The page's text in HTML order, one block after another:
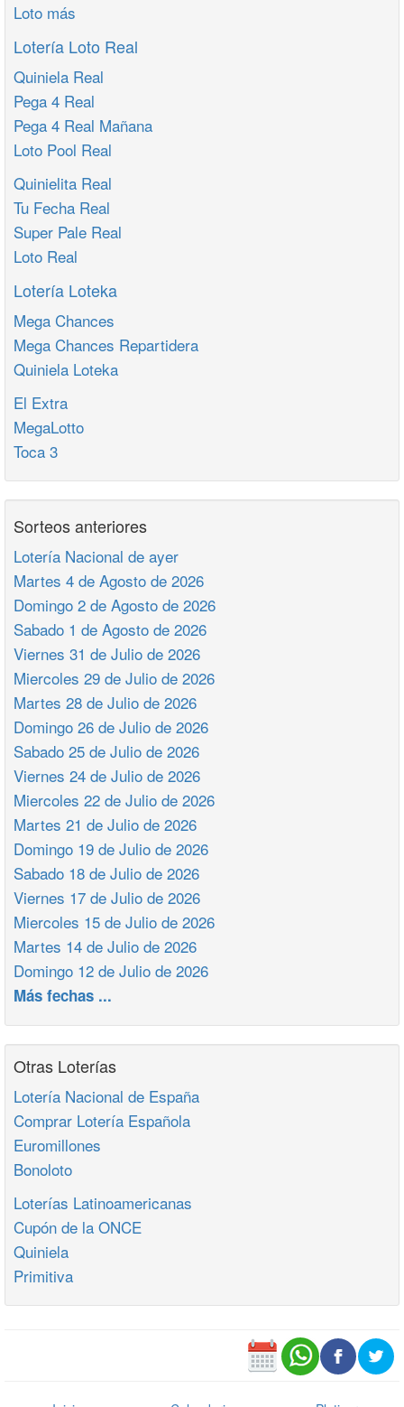
Loto más
Lotería Loto Real
Quiniela Real
Pega 4 Real
Pega 4 Real Mañana
Loto Pool Real
Quinielita Real
Tu Fecha Real
Super Pale Real
Loto Real
Lotería Loteka
Mega Chances
Mega Chances Repartidera
Quiniela Loteka
El Extra
MegaLotto
Toca 3
Sorteos anteriores
Lotería Nacional de ayer
Martes 4 de Agosto de 2026
Domingo 2 de Agosto de 2026
Sabado 1 de Agosto de 2026
Viernes 31 de Julio de 2026
Miercoles 29 de Julio de 2026
Martes 28 de Julio de 2026
Domingo 26 de Julio de 2026
Sabado 25 de Julio de 2026
Viernes 24 de Julio de 2026
Miercoles 22 de Julio de 2026
Martes 21 de Julio de 2026
Domingo 19 de Julio de 2026
Sabado 18 de Julio de 2026
Viernes 17 de Julio de 2026
Miercoles 15 de Julio de 2026
Martes 14 de Julio de 2026
Domingo 12 de Julio de 2026
Más fechas ...
Otras Loterías
Lotería Nacional de España
Comprar Lotería Española
Euromillones
Bonoloto
Loterías Latinoamericanas
Cupón de la ONCE
Quiniela
Primitiva